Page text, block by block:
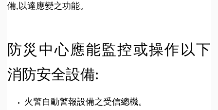
備,以達應變之功能。
防災中心應能監控或操作以下
消防安全設備:
火警自動警報設備之受信總機。